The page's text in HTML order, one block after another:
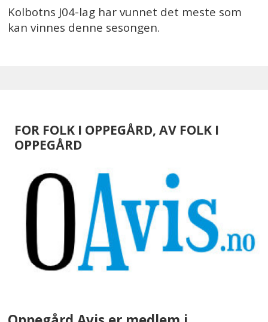
Kolbotns J04-lag har vunnet det meste som
kan vinnes denne sesongen.
FOR FOLK I OPPEGÅRD, AV FOLK I
OPPEGÅRD